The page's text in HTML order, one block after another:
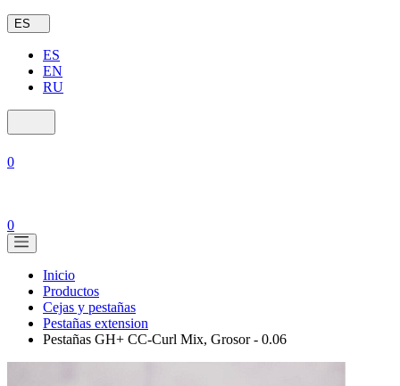
ES
ES
EN
RU
0
0
Inicio
Productos
Cejas y pestañas
Pestañas extension
Pestañas GH+ CC-Curl Mix, Grosor - 0.06